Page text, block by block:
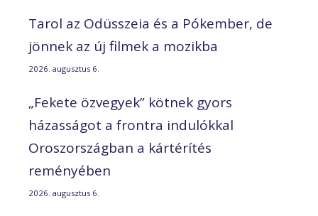
Tarol az Odüsszeia és a Pókember, de
jönnek az új filmek a mozikba
2026. augusztus 6.
„Fekete özvegyek” kötnek gyors
házasságot a frontra indulókkal
Oroszországban a kártérítés
reményében
2026. augusztus 6.